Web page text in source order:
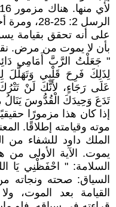
على أنه تحقق بقيامة
بأن لا يموت من مرض.
" جَعَلْتُ الرَّبَّ أَمَامِي
لِذَلِكَ فَرِحَ قَلْبِي
عَلَى رَجَاءٍ، لأَنَّكَ لَنْ
تَدَعَ وَحِيدَكَ الْقُدُّوسَ يَنَالُ
إذا كان هذا مزمورًا
موته وقيامته إطلاقًا.
الملك داود للشفاء من
يموت. الآية الأولى
السلامة: " احْفَظْنِي يَا
السياق: صحته ونجاته
القيامة بعد الموت،